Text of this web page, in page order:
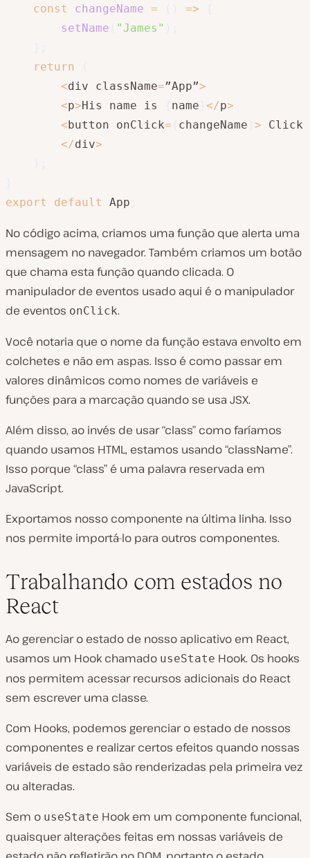
const
changeName = =>
setName
"James"
return
<div className=”App”>
<p>His name is name </p>
<button onClick= changeName > Click
</div>
export
default App
No código acima, criamos uma função que alerta uma
mensagem no navegador. Também criamos um botão
que chama esta função quando clicada. O
manipulador de eventos usado aqui é o manipulador
de eventos onClick.
Você notaria que o nome da função estava envolto em
colchetes e não em aspas. Isso é como passar em
valores dinâmicos como nomes de variáveis e
funções para a marcação quando se usa JSX.
Além disso, ao invés de usar “class” como faríamos
quando usamos HTML, estamos usando “className”.
Isso porque “class” é uma palavra reservada em
JavaScript.
Exportamos nosso componente na última linha. Isso
nos permite importá-lo para outros componentes.
Trabalhando com estados no
React
Ao gerenciar o estado de nosso aplicativo em React,
usamos um Hook chamado useState Hook. Os hooks
nos permitem acessar recursos adicionais do React
sem escrever uma classe.
Com Hooks, podemos gerenciar o estado de nossos
componentes e realizar certos efeitos quando nossas
variáveis de estado são renderizadas pela primeira vez
ou alteradas.
Sem o useState Hook em um componente funcional,
quaisquer alterações feitas em nossas variáveis de